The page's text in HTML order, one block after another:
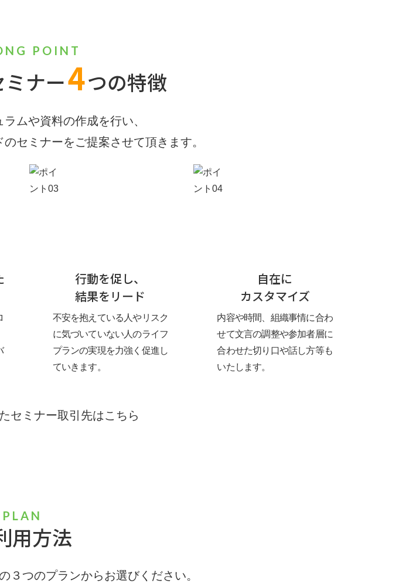
POINT
ナー4つの特徴
ムや資料の作成を行い、
セミナーをご提案させて頂きます。
行動を促し、
結果をリード
不安を抱えている人やリスク
に気づいていない人のライフ
プランの実現を力強く促進し
ていきます。
自在に
カスタマイズ
内容や時間、組織事情に合わ
せて文言の調整や参加者層に
合わせた切り口や話し方等も
いたします。
セミナー取引先はこちら
PLAN
用方法
３つのプランからお選びください。